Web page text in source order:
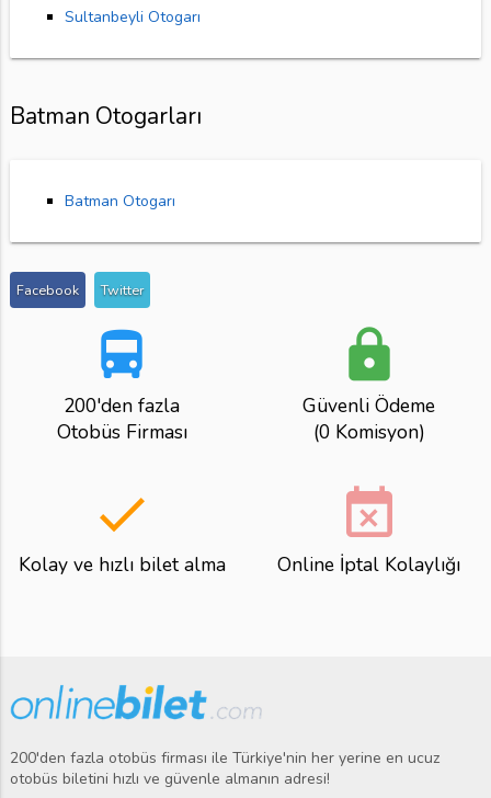
Sultanbeyli Otogarı
Batman Otogarları
Batman Otogarı
Facebook Twitter
directions_bus
200'den fazla
Otobüs Firması
lock
Güvenli Ödeme
(0 Komisyon)
done
Kolay ve hızlı bilet alma
event_busy
Online İptal Kolaylığı
200'den fazla otobüs firması ile Türkiye'nin her yerine en ucuz
otobüs biletini hızlı ve güvenle almanın adresi!